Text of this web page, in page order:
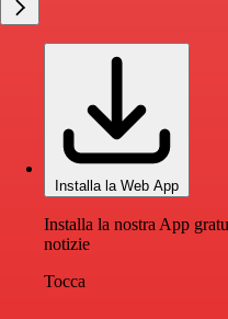
Installa la Web App
Installa la nostra App
notizie
Tocca